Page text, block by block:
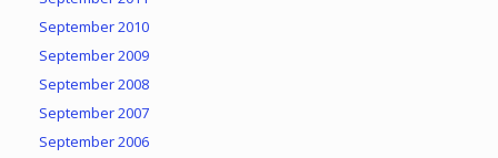
September 2010
September 2009
September 2008
September 2007
September 2006